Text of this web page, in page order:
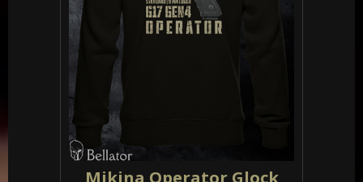
Mikina Operator Glock